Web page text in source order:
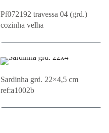
Pf072192 travessa 04 (grd.)
cozinha velha
Adicionar ao Orçamento
Sardinha grd. 22×4,5 cm
ref:a1002b